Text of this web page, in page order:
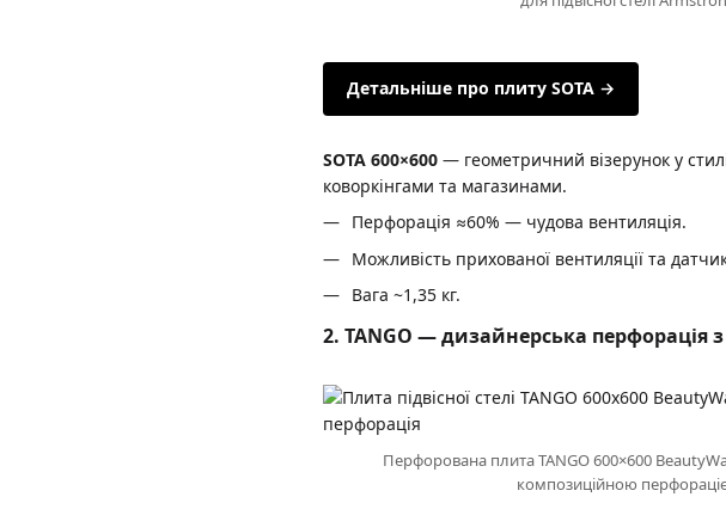
Детальніше про плиту SOTA →
SOTA 600×600 — геометричний візерунок у
коворкінгами та магазинами.
Перфорація ≈60% — чудова вентиляція.
Можливість прихованої вентиляції та
Вага ~1,35 кг.
2. TANGO — дизайнерська перфорація
Перфорована плита TANGO 600×600
композиційною